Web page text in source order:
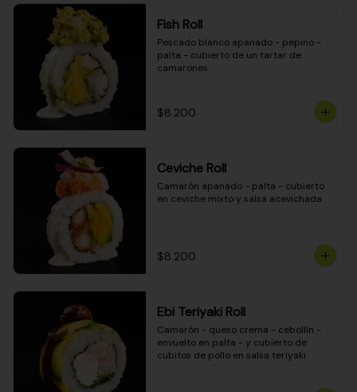
Fish Roll
Pescado blanco apanado - pepino -
palta - cubierto de un tartar de
camarones
$8.200
Ceviche Roll
Camarón apanado - palta - cubierto
en ceviche mixto y salsa acevichada
$8.200
Ebi Teriyaki Roll
Camarón - queso crema - cebollín -
envuelto en palta - y cubierto de
cubitos de pollo en salsa teriyaki